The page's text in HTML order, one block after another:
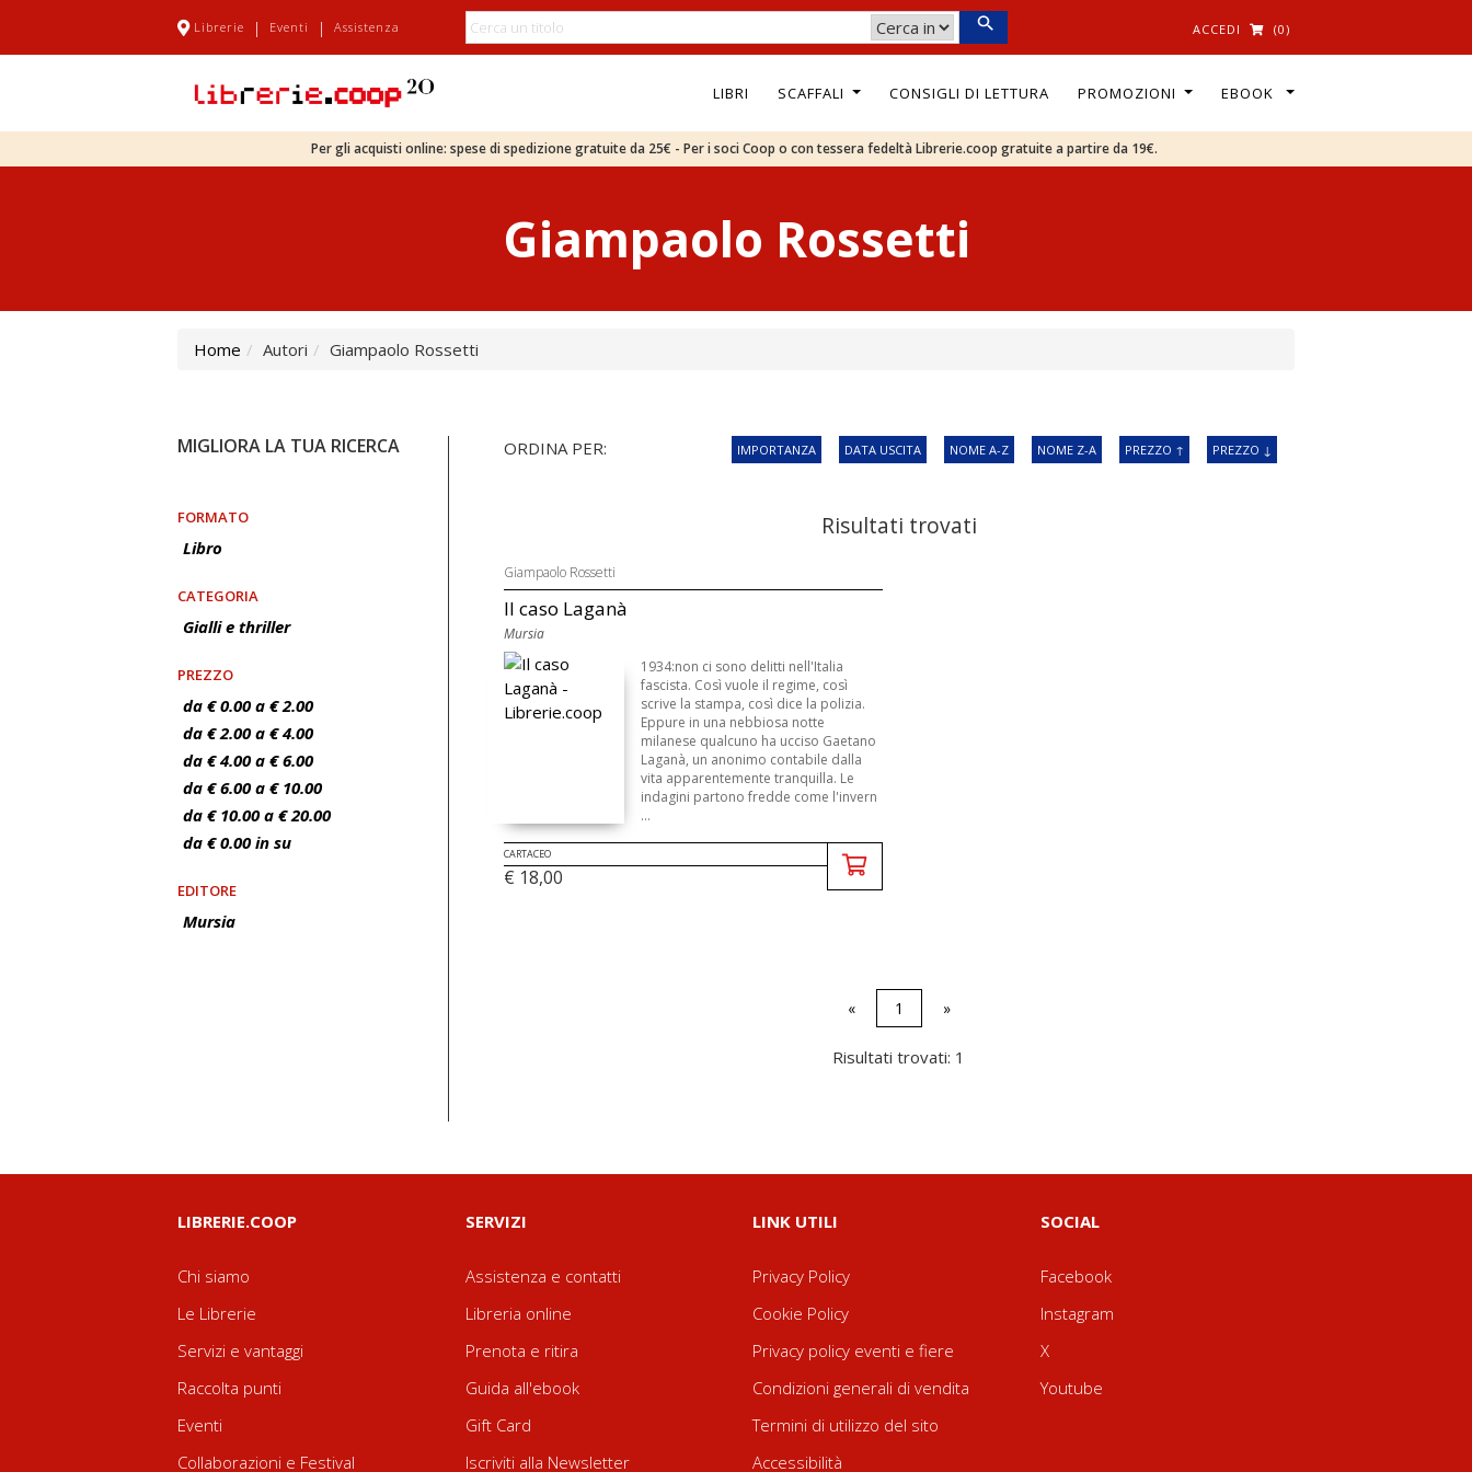
Librerie | Eventi | Assistenza ACCEDI (0)
LIBRI SCAFFALI CONSIGLI DI LETTURA PROMOZIONI EBOOK
Per gli acquisti online: spese di spedizione gratuite da 25€ - Per i soci Coop o con tessera fedeltà Librerie.coop gratuite a partire da 19€.
Giampaolo Rossetti
Home Autori Giampaolo Rossetti
MIGLIORA LA TUA RICERCA
FORMATO
Libro
CATEGORIA
Gialli e thriller
PREZZO
da € 0.00 a € 2.00
da € 2.00 a € 4.00
da € 4.00 a € 6.00
da € 6.00 a € 10.00
da € 10.00 a € 20.00
da € 0.00 in su
EDITORE
Mursia
ORDINA PER: IMPORTANZA DATA USCITA NOME A-Z NOME Z-A PREZZO ↑ PREZZO ↓
Risultati trovati
Giampaolo Rossetti
Il caso Laganà
Mursia
1934:non ci sono delitti nell'Italia
fascista. Così vuole il regime, così
scrive la stampa, così dice la polizia.
Eppure in una nebbiosa notte
milanese qualcuno ha ucciso Gaetano
Laganà, un anonimo contabile dalla
vita apparentemente tranquilla. Le
indagini partono fredde come l'invern
...
CARTACEO
€ 18,00
« 1 »
Risultati trovati: 1
LIBRERIE.COOP
Chi siamo
Le Librerie
Servizi e vantaggi
Raccolta punti
Eventi
Collaborazioni e Festival
SERVIZI
Assistenza e contatti
Libreria online
Prenota e ritira
Guida all'ebook
Gift Card
Iscriviti alla Newsletter
LINK UTILI
Privacy Policy
Cookie Policy
Privacy policy eventi e fiere
Condizioni generali di vendita
Termini di utilizzo del sito
Accessibilità
SOCIAL
Facebook
Instagram
X
Youtube